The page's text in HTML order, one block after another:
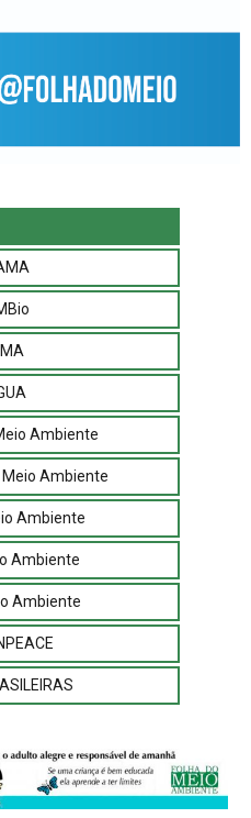
Ambiente
Ambiente
Ambiente
Ambiente
Ambiente